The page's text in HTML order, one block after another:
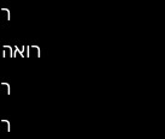
רואה
רואה